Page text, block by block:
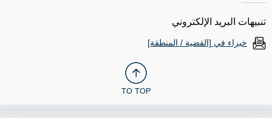
تنبيهات البريد الإلكتروني
خبراء في [القضية / المنطقة]
TO TOP